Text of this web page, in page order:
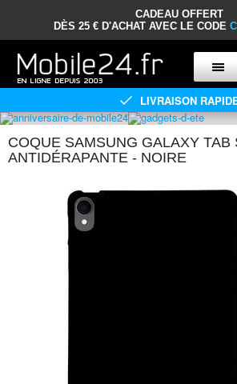
CADEAU OFFERT
DÈS 25 € D'ACHAT AVEC LE CODE
LIVRAISON
COQUE SAMSUNG GALAXY TAB
ANTIDÉRAPANTE - NOIRE